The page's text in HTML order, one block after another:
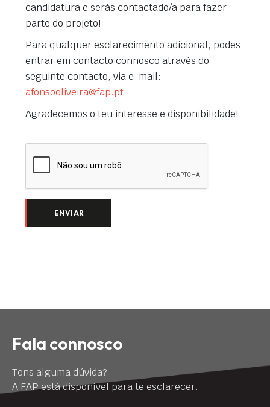
candidatura e serás contactado/a para fazer
parte do projeto!
Para qualquer esclarecimento adicional, podes
entrar em contacto connosco através do
seguinte contacto, via e-mail:
afonsooliveira@fap.pt
Agradecemos o teu interesse e disponibilidade!
ENVIAR
Fala connosco
Tens alguma dúvida?
A FAP está disponível para te esclarecer.